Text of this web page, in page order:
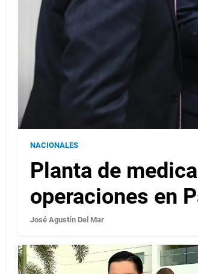
NACIONALES
Planta de
operaciones en
José Agustín Del Mar